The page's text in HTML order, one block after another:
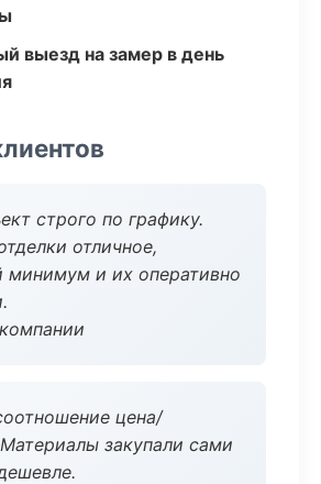
выезд на замер в день
строго по графику.
отличное,
минимум и их оперативно
цена/
закупали сами